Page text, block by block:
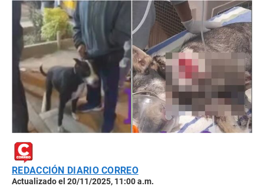
REDACCIÓN DIARIO CORREO
Actualizado el 20/11/2025, 11:00 a.m.